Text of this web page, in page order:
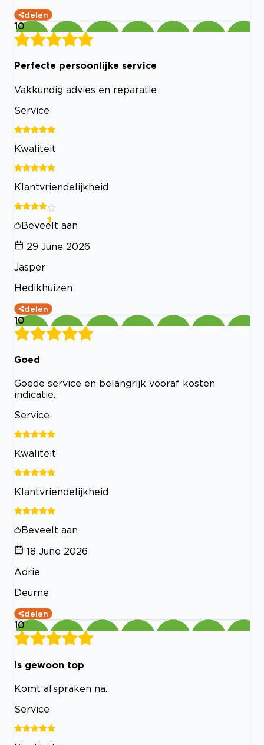
delen
10
Perfecte persoonlijke service
Vakkundig advies en reparatie
Service
Kwaliteit
Klantvriendelijkheid
Beveelt aan
29 June 2026
Jasper
Hedikhuizen
delen
10
Goed
Goede service en belangrijk vooraf kosten
indicatie.
Service
Kwaliteit
Klantvriendelijkheid
Beveelt aan
18 June 2026
Adrie
Deurne
delen
10
Is gewoon top
Komt afspraken na.
Service